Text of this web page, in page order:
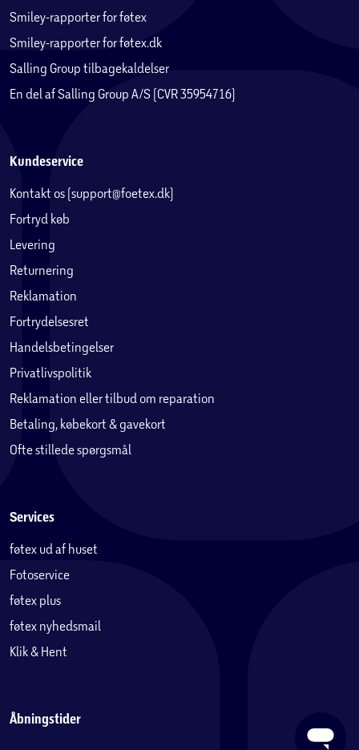
Smiley-rapporter for føtex
Smiley-rapporter for føtex.dk
Salling Group tilbagekaldelser
En del af Salling Group A/S (CVR 35954716)
Kundeservice
Kontakt os (support@foetex.dk)
Fortryd køb
Levering
Returnering
Reklamation
Fortrydelsesret
Handelsbetingelser
Privatlivspolitik
Reklamation eller tilbud om reparation
Betaling, købekort & gavekort
Ofte stillede spørgsmål
Services
føtex ud af huset
Fotoservice
føtex plus
føtex nyhedsmail
Klik & Hent
Åbningstider